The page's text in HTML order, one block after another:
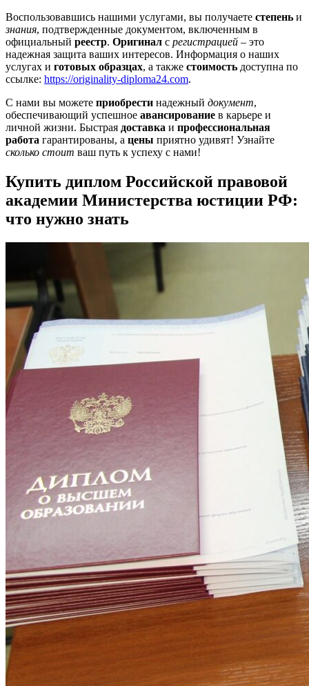
Воспользовавшись нашими услугами, вы получаете степень и
знания, подтвержденные документом, включенным в
официальный реестр. Оригинал с регистрацией – это
надежная защита ваших интересов. Информация о наших
услугах и готовых образцах, а также стоимость доступна по
ссылке: https://originality-diploma24.com.
С нами вы можете приобрести надежный документ,
обеспечивающий успешное авансирование в карьере и
личной жизни. Быстрая доставка и профессиональная
работа гарантированы, а цены приятно удивят! Узнайте
сколько стоит ваш путь к успеху с нами!
Купить диплом Российской правовой
академии Министерства юстиции РФ:
что нужно знать